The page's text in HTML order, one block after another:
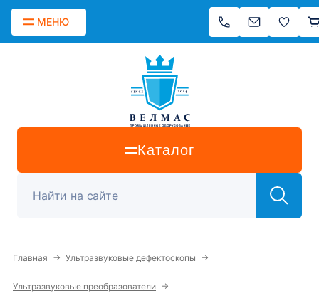
МЕНЮ
Каталог
Главная → Ультразвуковые дефектоскопы →
Ультразвуковые преобразователи →